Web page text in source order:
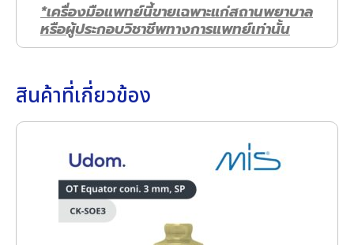
*เครื่องมือแพทย์นี้ขายเฉพาะแก่สถานพยาบาล
หรือผู้ประกอบวิชาชีพทางการแพทย์เท่านั้น
สินค้าที่เกี่ยวข้อง